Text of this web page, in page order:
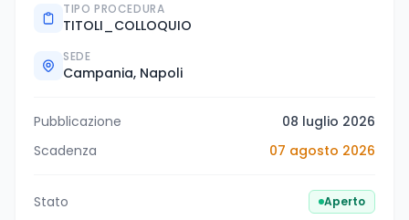
TIPO PROCEDURA
TITOLI_COLLOQUIO
SEDE
Campania, Napoli
Pubblicazione
08 luglio 2026
Scadenza
07 agosto 2026
Stato Aperto